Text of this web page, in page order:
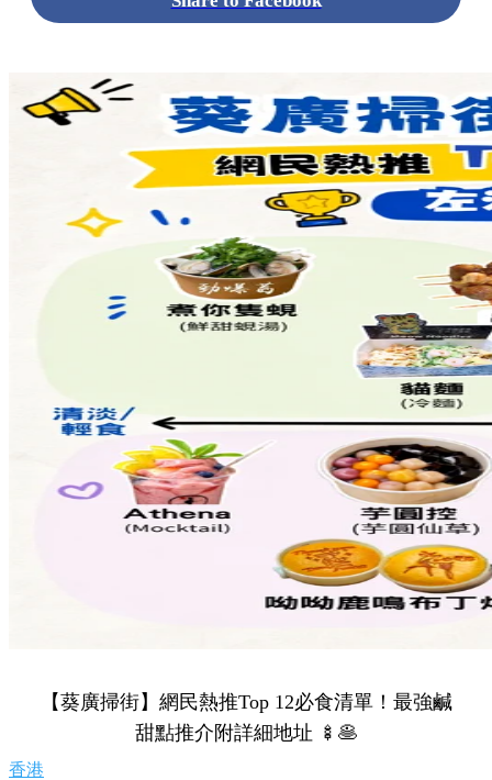
【葵廣掃街】網民熱推Top 12必食清單！最強鹹
甜點推介附詳細地址 🍢🥞
香港